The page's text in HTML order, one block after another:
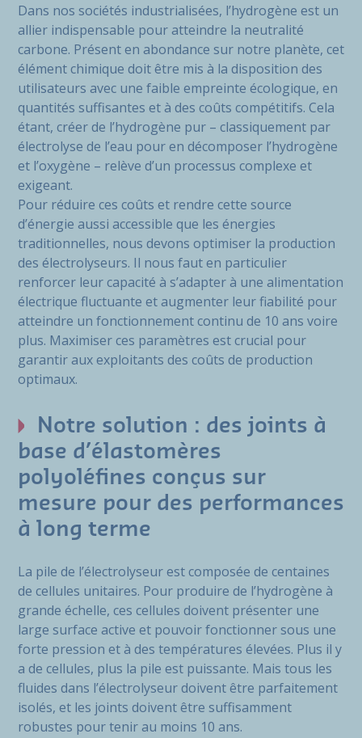
Dans nos sociétés industrialisées, l’hydrogène est un
allier indispensable pour atteindre la neutralité
carbone. Présent en abondance sur notre planète, cet
élément chimique doit être mis à la disposition des
utilisateurs avec une faible empreinte écologique, en
quantités suffisantes et à des coûts compétitifs. Cela
étant, créer de l’hydrogène pur – classiquement par
électrolyse de l’eau pour en décomposer l’hydrogène
et l’oxygène – relève d’un processus complexe et
exigeant.
Pour réduire ces coûts et rendre cette source
d’énergie aussi accessible que les énergies
traditionnelles, nous devons optimiser la production
des électrolyseurs. Il nous faut en particulier
renforcer leur capacité à s’adapter à une alimentation
électrique fluctuante et augmenter leur fiabilité pour
atteindre un fonctionnement continu de 10 ans voire
plus. Maximiser ces paramètres est crucial pour
garantir aux exploitants des coûts de production
optimaux.
Notre solution : des joints à
base d’élastomères
polyoléfines conçus sur
mesure pour des performances
à long terme
La pile de l’électrolyseur est composée de centaines
de cellules unitaires. Pour produire de l’hydrogène à
grande échelle, ces cellules doivent présenter une
large surface active et pouvoir fonctionner sous une
forte pression et à des températures élevées. Plus il y
a de cellules, plus la pile est puissante. Mais tous les
fluides dans l’électrolyseur doivent être parfaitement
isolés, et les joints doivent être suffisamment
robustes pour tenir au moins 10 ans.